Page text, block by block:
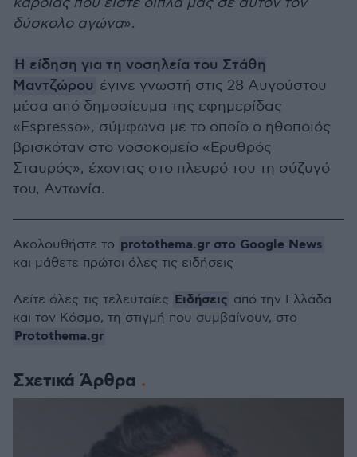
δύσκολο αγώνα».
Η είδηση για τη νοσηλεία του Στάθη
Μαντζώρου έγινε γνωστή στις 28 Αυγούστου
μέσα από δημοσίευμα της εφημερίδας
«Espresso», σύμφωνα με το οποίο ο ηθοποιός
βρισκόταν στο νοσοκομείο «Ερυθρός
Σταυρός», έχοντας στο πλευρό του τη σύζυγό
του, Αντωνία.
Σχετικά Άρθρα
Ακολουθήστε το protothema.gr στο Google News
και μάθετε πρώτοι όλες τις ειδήσεις
Δείτε όλες τις τελευταίες Ειδήσεις από την Ελλάδα
και τον Κόσμο, τη στιγμή που συμβαίνουν, στο
Protothema.gr